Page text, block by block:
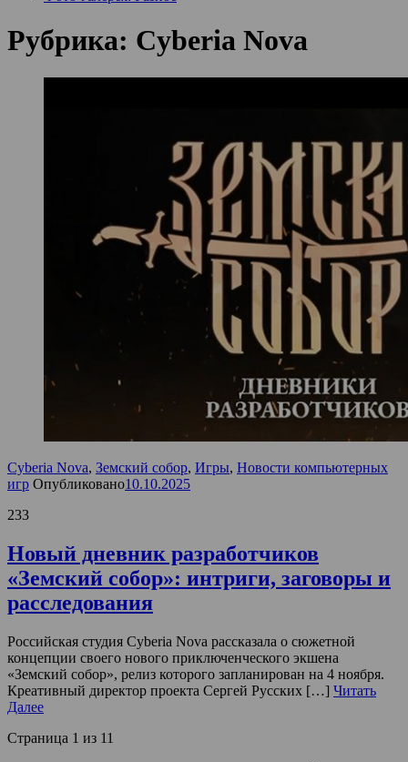
Рубрика: Cyberia Nova
Cyberia Nova, Земский собор, Игры, Новости компьютерных
игр Опубликовано10.10.2025
233
Новый дневник разработчиков
«Земский собор»: интриги, заговоры и
расследования
Российская студия Cyberia Nova рассказала о сюжетной
концепции своего нового приключенческого экшена
«Земский собор», релиз которого запланирован на 4 ноября.
Креативный директор проекта Сергей Русских […] Читать
Далее
Страница 1 из 11